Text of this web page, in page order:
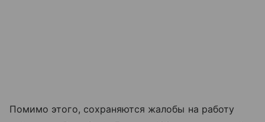
Помимо этого, сохраняются жалобы на работу